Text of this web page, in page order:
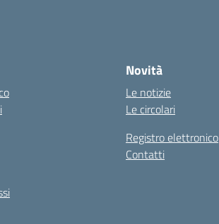
Novità
Le notizie
Le circolari
Registro elettronico
Contatti